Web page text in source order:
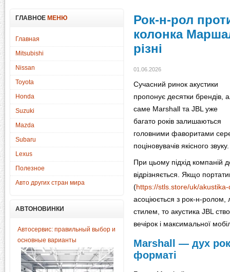
ГЛАВНОЕ МЕНЮ
Главная
Mitsubishi
Nissan
Toyota
Honda
Suzuki
Mazda
Subaru
Lexus
Полезное
Авто других стран мира
АВТОНОВИНКИ
Автосервис: правильный выбор и
основные варианты
Рок-н-рол
колонка
різні
01.06.2026
Сучасний ринок акустики
пропонує десятки брендів,
саме Marshall та JBL уже
багато років залишаються
головними фаворитами
поціновувачів якісного звуку.
При цьому підхід компаній
відрізняється. Якщо
(https://stls.store/uk/
асоціюється з рок-н-
стилем, то акустика JBL
вечірок і максимальної
Marshall — дух
форматі